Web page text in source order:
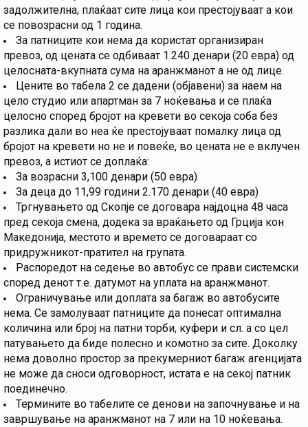
задолжителна, плаќаат сите лица кои престојуваат а кои
се повозрасни од 1 година.
За патниците кои нема да користат организиран
превоз, од цената се одбиваат 1.240 денари (20 евра) од
целосната-вкупната сума на аранжманот а не од лице.
Цените во табела 2 се дадени (објавени) за наем на
цело студио или апартман за 7 ноќевања и се плаќа
целосно според бројот на кревети во секоја соба без
разлика дали во неа ќе престојуваат помалку лица од
бројот на кревети но не и повеќе, во цената не е вклучен
превоз, а истиот се доплаќа:
За возрасни 3,100 денари (50 евра)
За деца до 11,99 години 2.170 денари (40 евра)
Тргнувањето од Скопје се договара најдоцна 48 часа
пред секоја смена, додека за враќањето од Грција кон
Македонија, местото и времето се договараат со
придружникот-пратител на групата.
Распоредот на седење во автобус се прави системски
според денот т.е. датумот на уплата на аранжманот.
Ограничување или доплата за багаж во автобусите
нема. Се замолуваат патниците да понесат оптимална
количина или број на патни торби, куфери и сл. а со цел
патувањето да биде полесно и комотно за сите. Доколку
нема доволно простор за прекумерниот багаж агенцијата
не може да сноси одговорност, истата е на секој патник
поединечно.
Термините во табелите се денови на започнување и на
завршување на аранжманот на 7 или на 10 ноќевања.